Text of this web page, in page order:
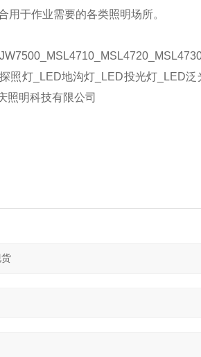
于作业需要的各类照明场所。
照灯_LED地沟灯_LED投光灯_LED
照明科技有限公司